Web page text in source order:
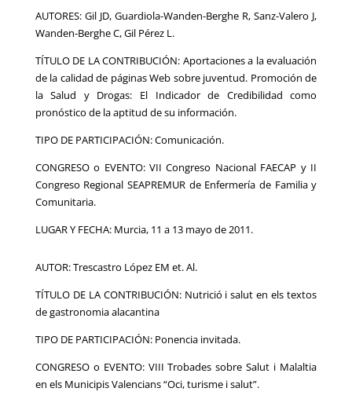
AUTORES: Gil JD, Guardiola-Wanden-Berghe R, Sanz-Valero J,
Wanden-Berghe C, Gil Pérez L.
TÍTULO DE LA CONTRIBUCIÓN: Aportaciones a la evaluación
de la calidad de páginas Web sobre juventud. Promoción de
la Salud y Drogas: El Indicador de Credibilidad como
pronóstico de la aptitud de su información.
TIPO DE PARTICIPACIÓN: Comunicación.
CONGRESO o EVENTO: VII Congreso Nacional FAECAP y II
Congreso Regional SEAPREMUR de Enfermería de Familia y
Comunitaria.
LUGAR Y FECHA: Murcia, 11 a 13 mayo de 2011.
AUTOR: Trescastro López EM et. Al.
TÍTULO DE LA CONTRIBUCIÓN: Nutrició i salut en els textos
de gastronomia alacantina
TIPO DE PARTICIPACIÓN: Ponencia invitada.
CONGRESO o EVENTO: VIII Trobades sobre Salut i Malaltia
en els Municipis Valencians “Oci, turisme i salut”.